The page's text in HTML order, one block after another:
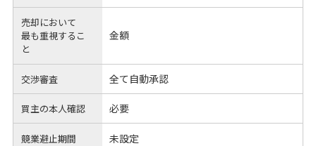
売却において
最も重視するこ
と
金額
交渉審査 全て自動承認
買主の本人確認 必要
競業避止期間 未設定